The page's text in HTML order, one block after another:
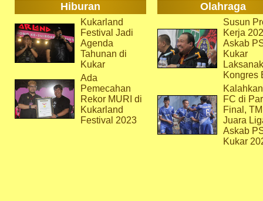
Hiburan Olahraga
Kukarland
Festival Jadi
Agenda
Tahunan di
Kukar
Ada
Pemecahan
Rekor MURI di
Kukarland
Festival 2023
Susun
Kerja
Askab
Kukar
Kongres
FC di
Final,
Juara
Askab
Kukar